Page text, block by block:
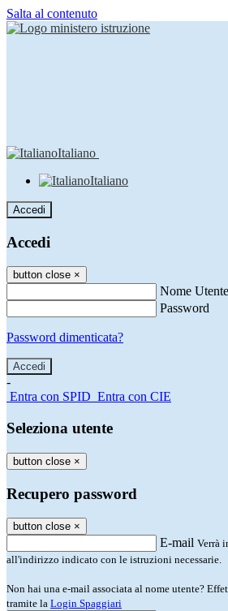
Salta al contenuto
Italiano
Italiano
Accedi
Accedi
button close ×
Nome Utente
Password
Password dimenticata?
-
Entra con SPID Entra con CIE
Seleziona utente
button close ×
Recupero password
button close ×
E-mail Verrà
all'indirizzo indicato con le istruzioni necessarie.
Non hai una e-mail associata al nome utente?
tramite la Login Spaggiari